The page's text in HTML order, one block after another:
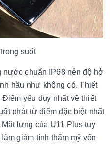
suốt
nước chuẩn IP68 nên độ hở
hầu như không có. Thiết
Điểm yếu duy nhất về thiết
phát từ điểm đặc biệt nhất
lưng của U11 Plus tuy
giảm tính thẩm mỹ vốn